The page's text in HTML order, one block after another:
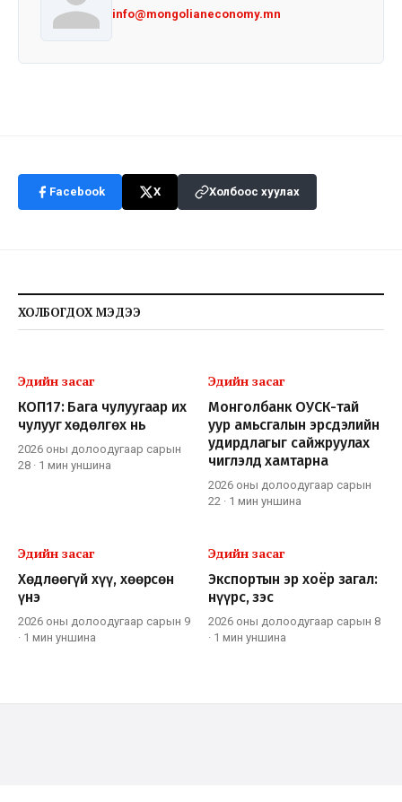
info@mongolianeconomy.mn
Facebook X Холбоос хуулах
ХОЛБОГДОХ МЭДЭЭ
Эдийн засаг
КОП17: Бага чулуугаар их
чулууг хөдөлгөх нь
2026 оны долоодугаар сарын
28 · 1 мин уншина
Эдийн засаг
Монголбанк ОУСК-тай
уур амьсгалын эрсдэлийн
удирдлагыг сайжруулах
чиглэлд хамтарна
2026 оны долоодугаар сарын
22 · 1 мин уншина
Эдийн засаг
Хөдлөөгүй хүү, хөөрсөн
үнэ
2026 оны долоодугаар сарын 9
· 1 мин уншина
Эдийн засаг
Экспортын эр хоёр загал:
нүүрс, зэс
2026 оны долоодугаар сарын 8
· 1 мин уншина